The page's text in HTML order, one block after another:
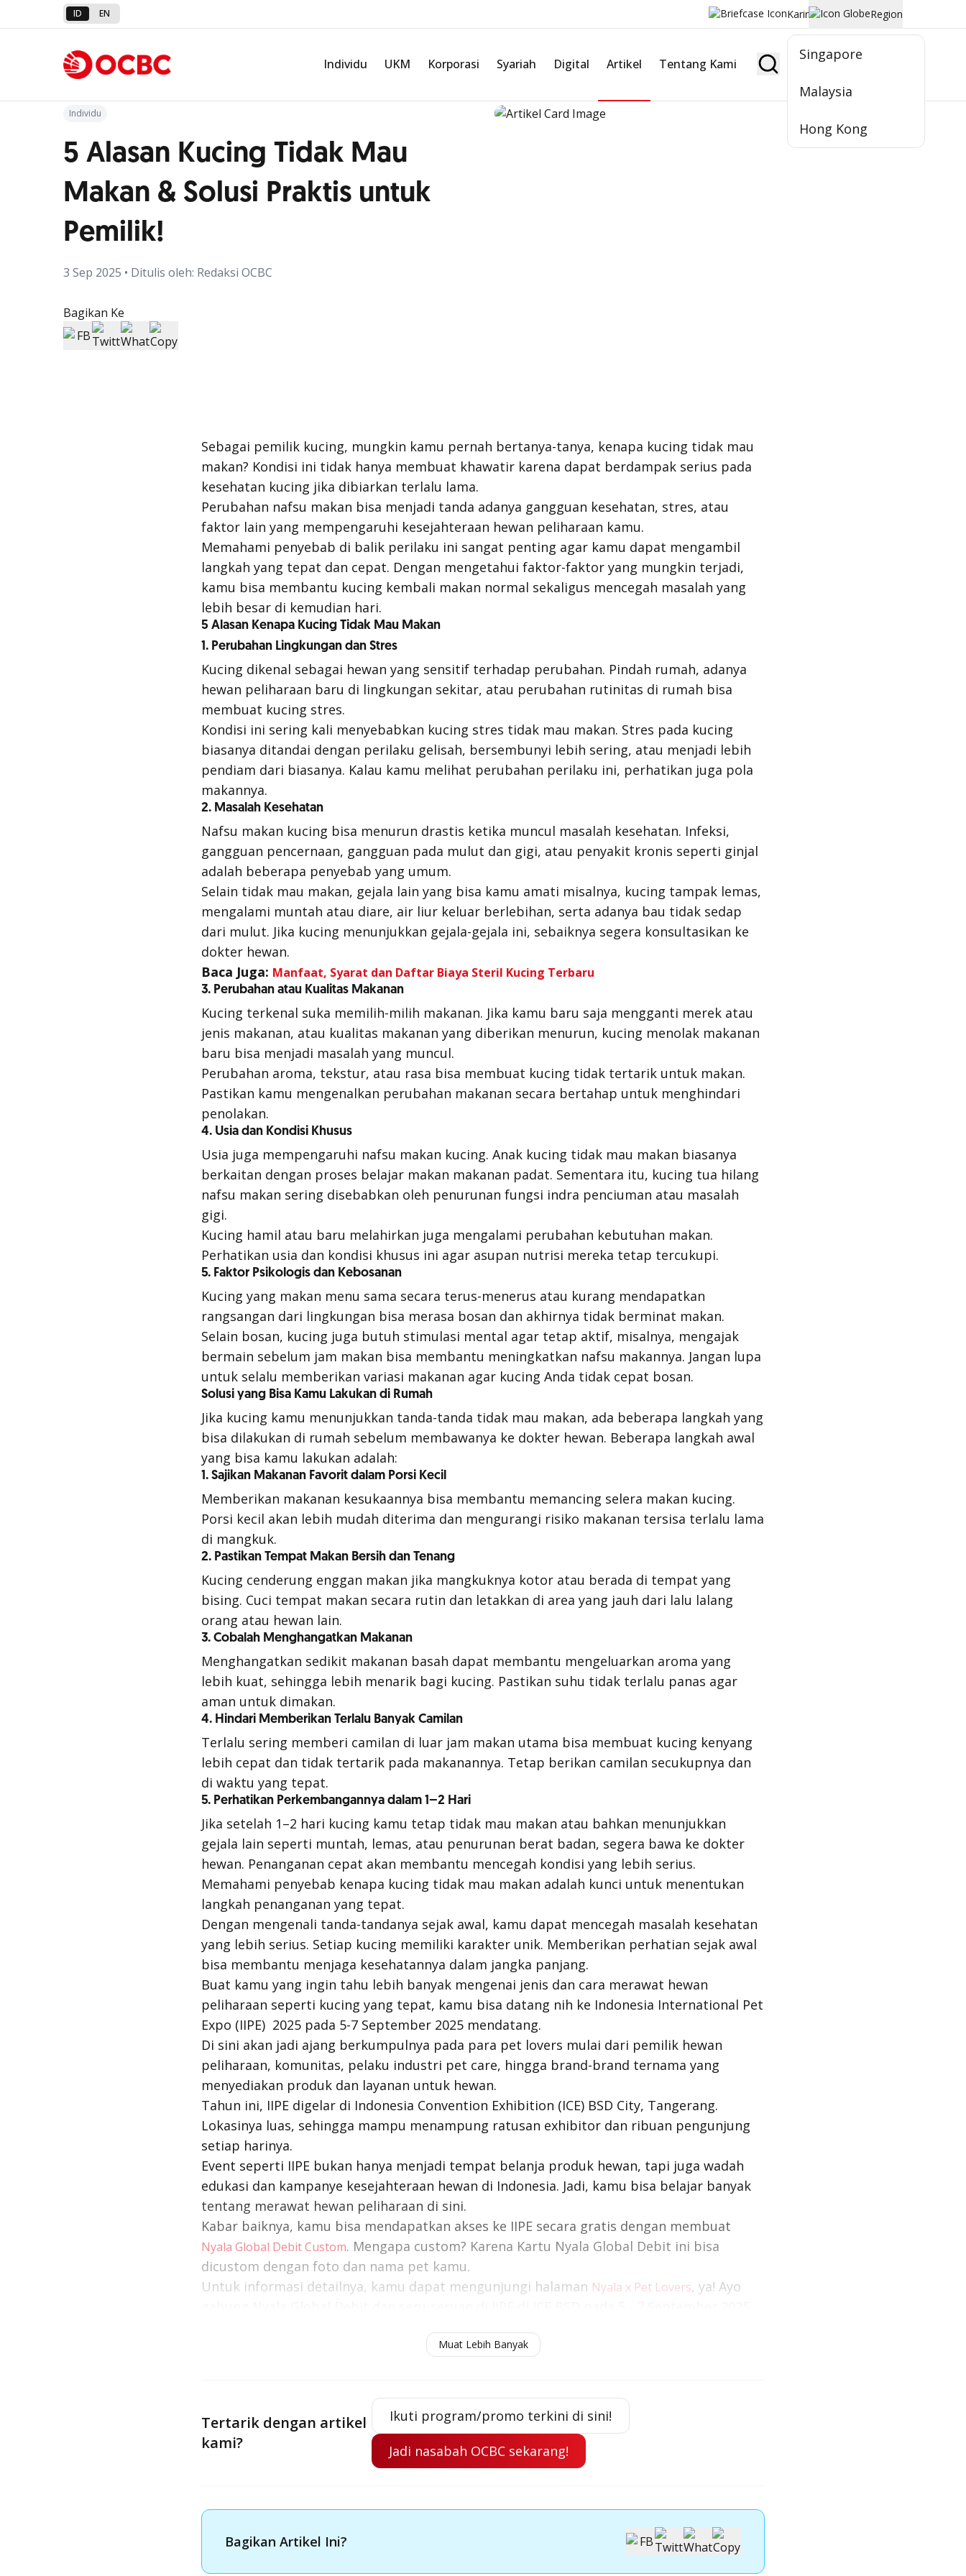
ID EN Karir Region
Singapore
Malaysia
Hong Kong
Individu UKM Korporasi Syariah Digital Artikel Tentang Kami Jadi Nasabah
Kembali ke Artikel
Individu
5 Alasan Kucing Tidak Mau
Makan & Solusi Praktis untuk
Pemilik!
3 Sep 2025 • Ditulis oleh: Redaksi OCBC
Bagikan Ke
Sebagai pemilik kucing, mungkin kamu pernah bertanya-tanya, kenapa kucing tidak mau
makan? Kondisi ini tidak hanya membuat khawatir karena dapat berdampak serius pada
kesehatan kucing jika dibiarkan terlalu lama.
Perubahan nafsu makan bisa menjadi tanda adanya gangguan kesehatan, stres, atau
faktor lain yang mempengaruhi kesejahteraan hewan peliharaan kamu.
Memahami penyebab di balik perilaku ini sangat penting agar kamu dapat mengambil
langkah yang tepat dan cepat. Dengan mengetahui faktor-faktor yang mungkin terjadi,
kamu bisa membantu kucing kembali makan normal sekaligus mencegah masalah yang
lebih besar di kemudian hari.
5 Alasan Kenapa Kucing Tidak Mau Makan
1. Perubahan Lingkungan dan Stres
Kucing dikenal sebagai hewan yang sensitif terhadap perubahan. Pindah rumah, adanya
hewan peliharaan baru di lingkungan sekitar, atau perubahan rutinitas di rumah bisa
membuat kucing stres.
Kondisi ini sering kali menyebabkan kucing stres tidak mau makan. Stres pada kucing
biasanya ditandai dengan perilaku gelisah, bersembunyi lebih sering, atau menjadi lebih
pendiam dari biasanya. Kalau kamu melihat perubahan perilaku ini, perhatikan juga pola
makannya.
2. Masalah Kesehatan
Nafsu makan kucing bisa menurun drastis ketika muncul masalah kesehatan. Infeksi,
gangguan pencernaan, gangguan pada mulut dan gigi, atau penyakit kronis seperti ginjal
adalah beberapa penyebab yang umum.
Selain tidak mau makan, gejala lain yang bisa kamu amati misalnya, kucing tampak lemas,
mengalami muntah atau diare, air liur keluar berlebihan, serta adanya bau tidak sedap
dari mulut. Jika kucing menunjukkan gejala-gejala ini, sebaiknya segera konsultasikan ke
dokter hewan.
Baca Juga: Manfaat, Syarat dan Daftar Biaya Steril Kucing Terbaru
3. Perubahan atau Kualitas Makanan
Kucing terkenal suka memilih-milih makanan. Jika kamu baru saja mengganti merek atau
jenis makanan, atau kualitas makanan yang diberikan menurun, kucing menolak makanan
baru bisa menjadi masalah yang muncul.
Perubahan aroma, tekstur, atau rasa bisa membuat kucing tidak tertarik untuk makan.
Pastikan kamu mengenalkan perubahan makanan secara bertahap untuk menghindari
penolakan.
4. Usia dan Kondisi Khusus
Usia juga mempengaruhi nafsu makan kucing. Anak kucing tidak mau makan biasanya
berkaitan dengan proses belajar makan makanan padat. Sementara itu, kucing tua hilang
nafsu makan sering disebabkan oleh penurunan fungsi indra penciuman atau masalah
gigi.
Kucing hamil atau baru melahirkan juga mengalami perubahan kebutuhan makan.
Perhatikan usia dan kondisi khusus ini agar asupan nutrisi mereka tetap tercukupi.
5. Faktor Psikologis dan Kebosanan
Kucing yang makan menu sama secara terus-menerus atau kurang mendapatkan
rangsangan dari lingkungan bisa merasa bosan dan akhirnya tidak berminat makan.
Selain bosan, kucing juga butuh stimulasi mental agar tetap aktif, misalnya, mengajak
bermain sebelum jam makan bisa membantu meningkatkan nafsu makannya. Jangan lupa
untuk selalu memberikan variasi makanan agar kucing Anda tidak cepat bosan.
Solusi yang Bisa Kamu Lakukan di Rumah
Jika kucing kamu menunjukkan tanda-tanda tidak mau makan, ada beberapa langkah yang
bisa dilakukan di rumah sebelum membawanya ke dokter hewan. Beberapa langkah awal
yang bisa kamu lakukan adalah:
1. Sajikan Makanan Favorit dalam Porsi Kecil
Memberikan makanan kesukaannya bisa membantu memancing selera makan kucing.
Porsi kecil akan lebih mudah diterima dan mengurangi risiko makanan tersisa terlalu lama
di mangkuk.
2. Pastikan Tempat Makan Bersih dan Tenang
Kucing cenderung enggan makan jika mangkuknya kotor atau berada di tempat yang
bising. Cuci tempat makan secara rutin dan letakkan di area yang jauh dari lalu lalang
orang atau hewan lain.
3. Cobalah Menghangatkan Makanan
Menghangatkan sedikit makanan basah dapat membantu mengeluarkan aroma yang
lebih kuat, sehingga lebih menarik bagi kucing. Pastikan suhu tidak terlalu panas agar
aman untuk dimakan.
4. Hindari Memberikan Terlalu Banyak Camilan
Terlalu sering memberi camilan di luar jam makan utama bisa membuat kucing kenyang
lebih cepat dan tidak tertarik pada makanannya. Tetap berikan camilan secukupnya dan
di waktu yang tepat.
5. Perhatikan Perkembangannya dalam 1–2 Hari
Jika setelah 1–2 hari kucing kamu tetap tidak mau makan atau bahkan menunjukkan
gejala lain seperti muntah, lemas, atau penurunan berat badan, segera bawa ke dokter
hewan. Penanganan cepat akan membantu mencegah kondisi yang lebih serius.
Memahami penyebab kenapa kucing tidak mau makan adalah kunci untuk menentukan
langkah penanganan yang tepat.
Dengan mengenali tanda-tandanya sejak awal, kamu dapat mencegah masalah kesehatan
yang lebih serius. Setiap kucing memiliki karakter unik. Memberikan perhatian sejak awal
bisa membantu menjaga kesehatannya dalam jangka panjang.
Buat kamu yang ingin tahu lebih banyak mengenai jenis dan cara merawat hewan
peliharaan seperti kucing yang tepat, kamu bisa datang nih ke Indonesia International Pet
Expo (IIPE) 2025 pada 5-7 September 2025 mendatang.
Di sini akan jadi ajang berkumpulnya pada para pet lovers mulai dari pemilik hewan
peliharaan, komunitas, pelaku industri pet care, hingga brand-brand ternama yang
menyediakan produk dan layanan untuk hewan.
Tahun ini, IIPE digelar di Indonesia Convention Exhibition (ICE) BSD City, Tangerang.
Lokasinya luas, sehingga mampu menampung ratusan exhibitor dan ribuan pengunjung
setiap harinya.
Event seperti IIPE bukan hanya menjadi tempat belanja produk hewan, tapi juga wadah
edukasi dan kampanye kesejahteraan hewan di Indonesia. Jadi, kamu bisa belajar banyak
tentang merawat hewan peliharaan di sini.
Kabar baiknya, kamu bisa mendapatkan akses ke IIPE secara gratis dengan membuat
Nyala Global Debit Custom. Mengapa custom? Karena Kartu Nyala Global Debit ini bisa
dicustom dengan foto dan nama pet kamu.
Untuk informasi detailnya, kamu dapat mengunjungi halaman Nyala x Pet Lovers, ya! Ayo
Ketika Anabul Jadi Icon Kartu Debit: Kolaborasi Cuan & Gemas di IIPE 2024
Muat Lebih Banyak
Tertarik dengan artikel
kami?
Ikuti program/promo terkini di sini!
Jadi nasabah OCBC sekarang!
Bagikan Artikel Ini?